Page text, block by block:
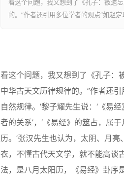
看这个问题，我又想到了《孔子：被遗
的。”作者还引用多位学者的观点“如赵定
看这个问题，我又想到了《孔子：
中华古天文历律规律的。”作者还
自然规律。’黎子耀先生说：‘《易
者的关系’，‘《易经》的筮占，属
历。’张汉先生也认为，太阴、月
衣，不懂古代天文学，就不能高谈
法，是八月太阳历，《易经》卦序